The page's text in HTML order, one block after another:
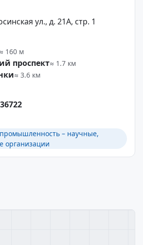
ул., д. 21А, стр. 1
≈ 160 м
проспект≈ 1.7 км
≈ 3.6 км
– научные,
организации